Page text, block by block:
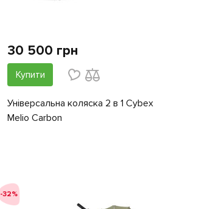
30 500 грн
Купити
Універсальна коляска 2 в 1 Cybex
Melio Carbon
-32%